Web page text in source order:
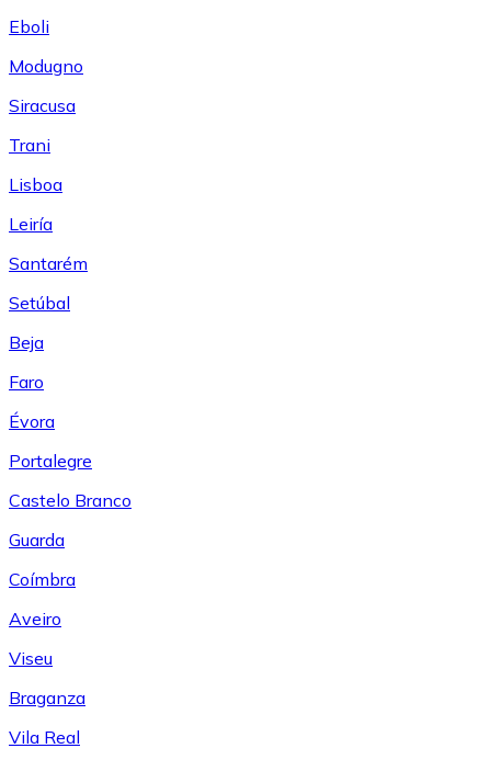
Eboli
Modugno
Siracusa
Trani
Lisboa
Leiría
Santarém
Setúbal
Beja
Faro
Évora
Portalegre
Castelo Branco
Guarda
Coímbra
Aveiro
Viseu
Braganza
Vila Real